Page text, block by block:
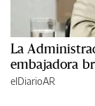
La
embajadora
elDiarioAR